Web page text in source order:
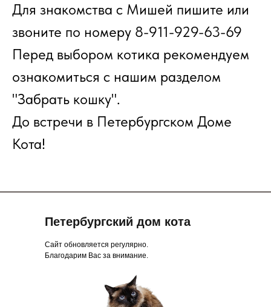
Для знакомства с Мишей пишите или
звоните по номеру 8-911-929-63-69
Перед выбором котика рекомендуем
ознакомиться с нашим разделом
"Забрать кошку".
До встречи в Петербургском Доме
Кота!
Петербургский дом кота
Сайт обновляется регулярно.
Благодарим Вас за внимание.